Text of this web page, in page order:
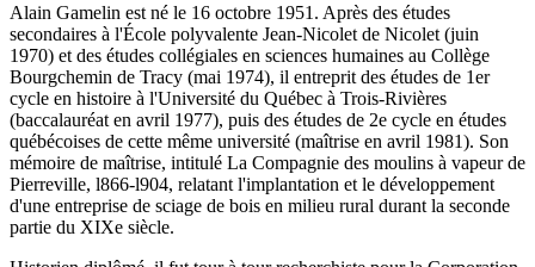
Alain Gamelin est né le 16 octobre 1951. Après des études
secondaires à l'École polyvalente Jean-Nicolet de Nicolet (juin
1970) et des études collégiales en sciences humaines au Collège
Bourgchemin de Tracy (mai 1974), il entreprit des études de 1er
cycle en histoire à l'Université du Québec à Trois-Rivières
(baccalauréat en avril 1977), puis des études de 2e cycle en études
québécoises de cette même université (maîtrise en avril 1981). Son
mémoire de maîtrise, intitulé La Compagnie des moulins à vapeur de
Pierreville, l866-l904, relatant l'implantation et le développement
d'une entreprise de sciage de bois en milieu rural durant la seconde
partie du XIXe siècle.